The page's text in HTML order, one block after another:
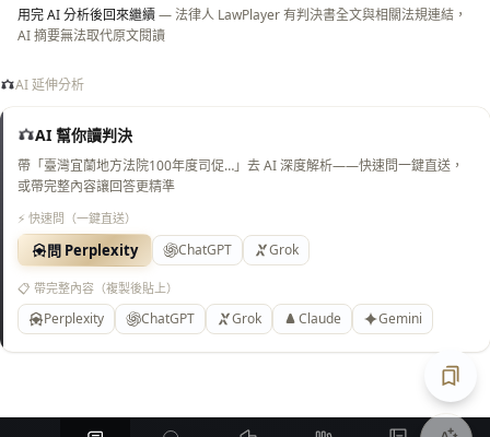
用完 AI 分析後回來繼續— 法律人 LawPlayer 有判決書全文與相關法規連結，
AI 摘要無法取代原文閱讀
AI 延伸分析
AI 幫你讀判決
帶「臺灣宜蘭地方法院100年度司促…」去 AI 深度解析——快速問一鍵直送，
或帶完整內容讓回答更精準
⚡ 快速問（一鍵直送）
問 Perplexity ChatGPT Grok
📋 帶完整內容（複製後貼上）
Perplexity ChatGPT Grok Claude Gemini
匯